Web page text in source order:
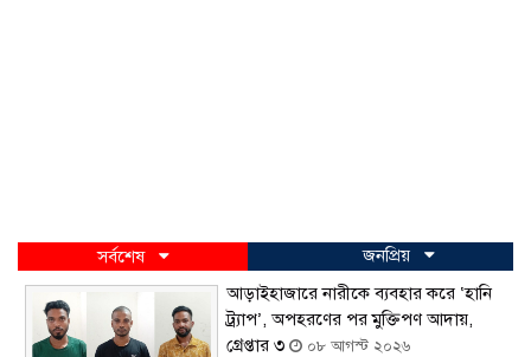
সর্বশেষ
জনপ্রিয়
আড়াইহাজারে নারীকে ব্যবহার করে ‘হানি
ট্র্যাপ’, অপহরণের পর মুক্তিপণ আদায়,
গ্রেপ্তার ৩
০৮ আগস্ট ২০২৬